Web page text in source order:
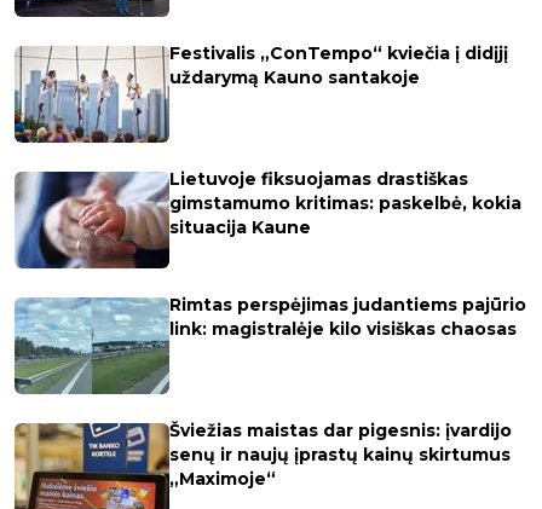
Festivalis „ConTempo“ kviečia į didįjį
uždarymą Kauno santakoje
Lietuvoje fiksuojamas drastiškas
gimstamumo kritimas: paskelbė, kokia
situacija Kaune
Rimtas perspėjimas judantiems pajūrio
link: magistralėje kilo visiškas chaosas
Šviežias maistas dar pigesnis: įvardijo
senų ir naujų įprastų kainų skirtumus
„Maximoje“